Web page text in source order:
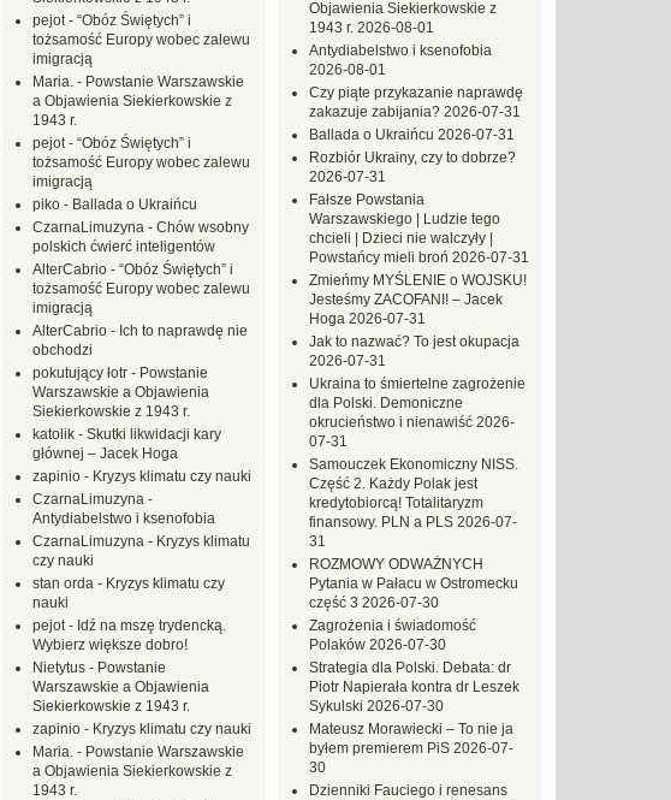
Objawienia Siekierkowskie z
1943 r. 2026-08-01
Antydiabelstwo i ksenofobia
2026-08-01
Czy piąte przykazanie naprawdę
zakazuje zabijania? 2026-07-31
Ballada o Ukraińcu 2026-07-31
Rozbiór Ukrainy, czy to dobrze?
2026-07-31
Fałsze Powstania
Warszawskiego | Ludzie tego
chcieli | Dzieci nie walczyły |
Powstańcy mieli broń 2026-07-31
Zmieńmy MYŚLENIE o WOJSKU!
Jesteśmy ZACOFANI! – Jacek
Hoga 2026-07-31
Jak to nazwać? To jest okupacja
2026-07-31
Ukraina to śmiertelne zagrożenie
dla Polski. Demoniczne
okrucieństwo i nienawiść 2026-
07-31
Samouczek Ekonomiczny NISS.
Część 2. Każdy Polak jest
kredytobiorcą! Totalitaryzm
finansowy. PLN a PLS 2026-07-
31
ROZMOWY ODWAŻNYCH
Pytania w Pałacu w Ostromecku
część 3 2026-07-30
Zagrożenia i świadomość
Polaków 2026-07-30
Strategia dla Polski. Debata: dr
Piotr Napierała kontra dr Leszek
Sykulski 2026-07-30
Mateusz Morawiecki – To nie ja
byłem premierem PiS 2026-07-
30
Dzienniki Fauciego i renesans
pejot- “Obóz Świętych” i
tożsamość Europy wobec zalewu
imigracją
Maria. - Powstanie Warszawskie
a Objawienia Siekierkowskie z
1943 r.
pejot- “Obóz Świętych” i
tożsamość Europy wobec zalewu
imigracją
piko - Ballada o Ukraińcu
CzarnaLimuzyna - Chów wsobny
polskich ćwierć inteligentów
AlterCabrio - “Obóz Świętych” i
tożsamość Europy wobec zalewu
imigracją
AlterCabrio - Ich to naprawdę nie
obchodzi
pokutujący łotr - Powstanie
Warszawskie a Objawienia
Siekierkowskie z 1943 r.
katolik - Skutki likwidacji kary
głównej – Jacek Hoga
zapinio - Kryzys klimatu czy nauki
CzarnaLimuzyna -
Antydiabelstwo i ksenofobia
CzarnaLimuzyna - Kryzys klimatu
czy nauki
stan orda - Kryzys klimatu czy
nauki
pejot- Idź na mszę trydencką.
Wybierz większe dobro!
Nietytus - Powstanie
Warszawskie a Objawienia
Siekierkowskie z 1943 r.
zapinio - Kryzys klimatu czy nauki
Maria. - Powstanie Warszawskie
a Objawienia Siekierkowskie z
1943 r.